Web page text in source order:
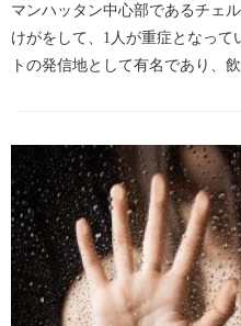
マンハッタン中心部であるチェ
けがをして、1人が重症となっ
トの発信地として有名であり、